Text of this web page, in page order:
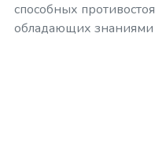
способных
обладающих знаниями